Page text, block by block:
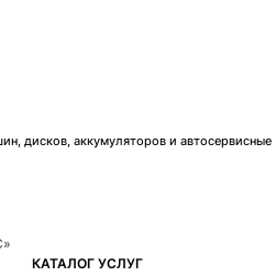
дисков, аккумуляторов и автосервисные
КАТАЛОГ УСЛУГ